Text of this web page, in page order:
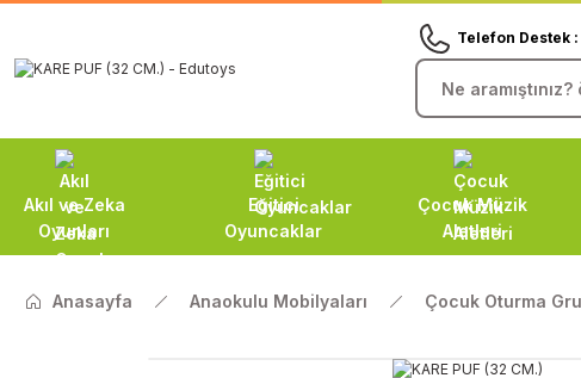
Telefon Destek :
Akıl ve Zeka
Oyunları
Eğitici
Oyuncaklar
Çocuk Müzik
Aletleri
Anasayfa Anaokulu Mobilyaları Çocuk Oturma